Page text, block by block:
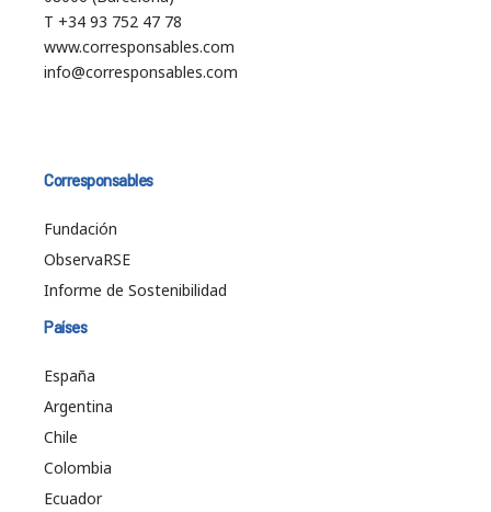
T +34 93 752 47 78
www.corresponsables.com
info@corresponsables.com
Corresponsables
Fundación
ObservaRSE
Informe de Sostenibilidad
Países
España
Argentina
Chile
Colombia
Ecuador